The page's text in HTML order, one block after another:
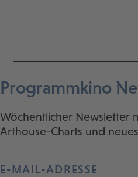
Programmkino
Wöchentlicher Newsletter
Arthouse-Charts und
E-MAIL-ADRESSE